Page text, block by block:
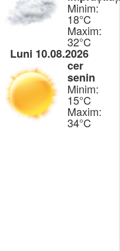
Minim:
18°C
Maxim:
32°C
Luni 10.08.2026
cer
senin
Minim:
15°C
Maxim:
34°C